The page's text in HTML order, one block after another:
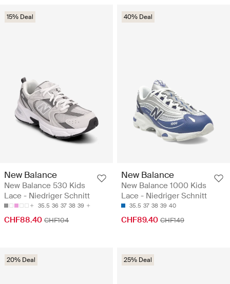
15% Deal
New Balance
New Balance 530 Kids
Lace - Niedriger Schnitt
35.5 36 37 38 39
CHF88.40 CHF104
40% Deal
New Balance
New Balance 1000 Kids
Lace - Niedriger Schnitt
35.5 37 38 39 40
CHF89.40 CHF149
20% Deal 25% Deal